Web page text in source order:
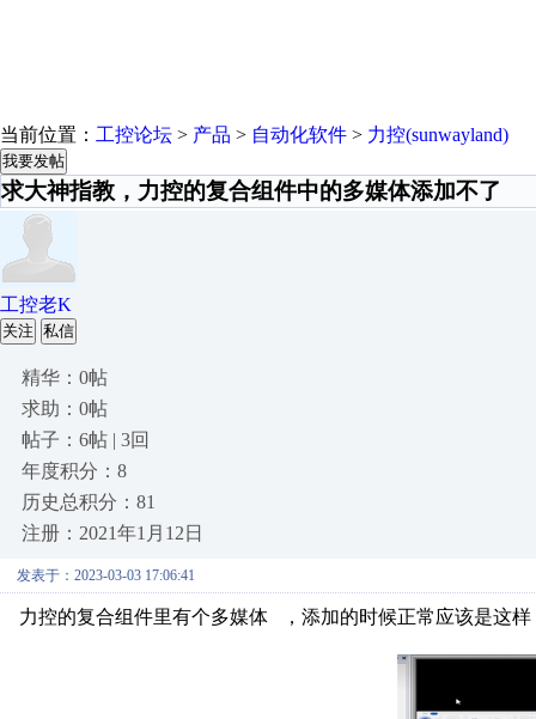
当前位置： 工控论坛 > 产品 > 自动化软件 > 力控(sunwayland)
我要发帖
求大神指教，力控的复合组件中的多媒体添加不了
工控老K
关注 私信
精华：0帖
求助：0帖
帖子：6帖 | 3回
年度积分：8
历史总积分：81
注册：2021年1月12日
发表于：2023-03-03 17:06:41
力控的复合组件里有个多媒体 ，添加的时候正常应该是这样